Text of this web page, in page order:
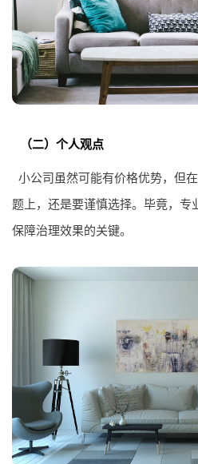
（二）个人观点
小公司虽然可能有价格优势，但
题上，还是要谨慎选择。毕竟，专
保障治理效果的关键。